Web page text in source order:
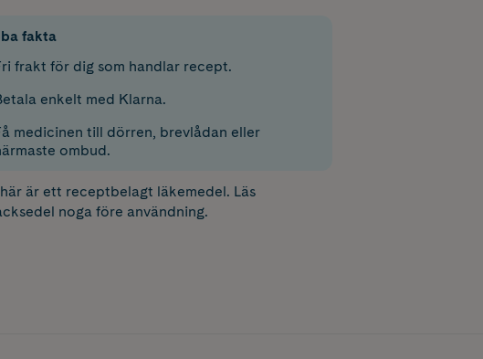
fakta
frakt för dig som handlar recept.
enkelt med Klarna.
medicinen till dörren, brevlådan eller
ombud.
är ett receptbelagt läkemedel. Läs
noga före användning.